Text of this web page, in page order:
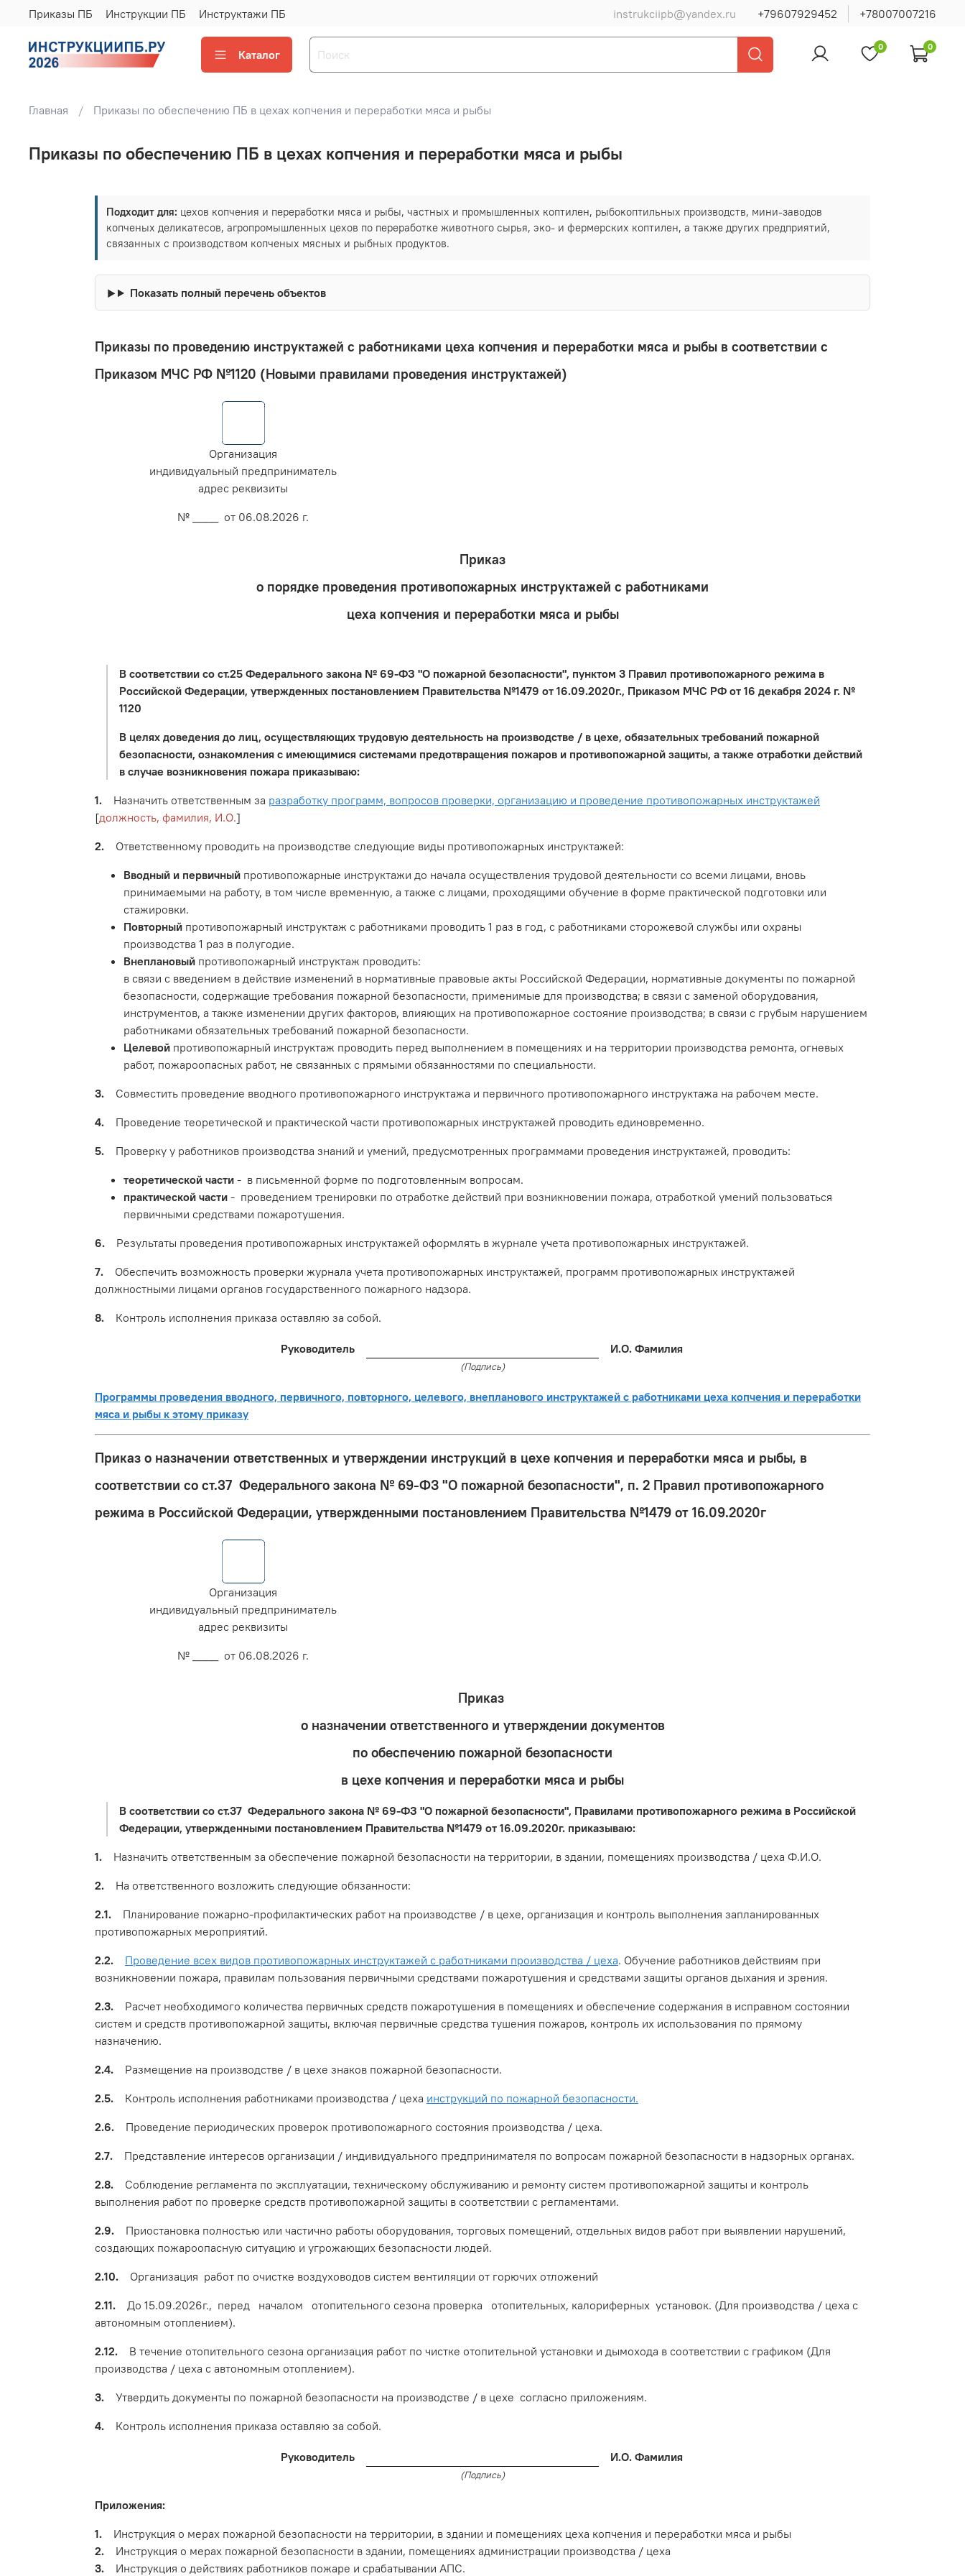
Приказы ПБ Инструкции ПБ Инструктажи ПБ instrukciipb@yandex.ru +79607929452 +78007007216
Каталог
0 0
Главная Приказы по обеспечению ПБ в цехах копчения и переработки мяса и рыбы
Приказы по обеспечению ПБ в цехах копчения и переработки мяса и рыбы
Подходит для: цехов копчения и переработки мяса и рыбы, частных и промышленных коптилен, рыбокоптильных производств, мини-заводов
копченых деликатесов, агропромышленных цехов по переработке животного сырья, эко- и фермерских коптилен, а также других предприятий,
связанных с производством копченых мясных и рыбных продуктов.
Показать полный перечень объектов
Приказы по проведению инструктажей с работниками цеха копчения и переработки мяса и рыбы в соответствии с
Приказом МЧС РФ №1120 (Новыми правилами проведения инструктажей)
Организация
индивидуальный предприниматель
адрес реквизиты
№ ____ от 06.08.2026 г.
Приказ
о порядке проведения противопожарных инструктажей с работниками
цеха копчения и переработки мяса и рыбы
В соответствии со ст.25 Федерального закона № 69-ФЗ "О пожарной безопасности", пунктом 3 Правил противопожарного режима в
Российской Федерации, утвержденных постановлением Правительства №1479 от 16.09.2020г., Приказом МЧС РФ от 16 декабря 2024 г. №
1120
В целях доведения до лиц, осуществляющих трудовую деятельность на производстве / в цехе, обязательных требований пожарной
безопасности, ознакомления с имеющимися системами предотвращения пожаров и противопожарной защиты, а также отработки действий
в случае возникновения пожара приказываю:
1. Назначить ответственным за разработку программ, вопросов проверки, организацию и проведение противопожарных инструктажей
[должность, фамилия, И.О.]
2. Ответственному проводить на производстве следующие виды противопожарных инструктажей:
Вводный и первичный противопожарные инструктажи до начала осуществления трудовой деятельности со всеми лицами, вновь
принимаемыми на работу, в том числе временную, а также с лицами, проходящими обучение в форме практической подготовки или
стажировки.
Повторный противопожарный инструктаж с работниками проводить 1 раз в год, с работниками сторожевой службы или охраны
производства 1 раз в полугодие.
Внеплановый противопожарный инструктаж проводить:
в связи с введением в действие изменений в нормативные правовые акты Российской Федерации, нормативные документы по пожарной
безопасности, содержащие требования пожарной безопасности, применимые для производства; в связи с заменой оборудования,
инструментов, а также изменении других факторов, влияющих на противопожарное состояние производства; в связи с грубым нарушением
работниками обязательных требований пожарной безопасности.
Целевой противопожарный инструктаж проводить перед выполнением в помещениях и на территории производства ремонта, огневых
работ, пожароопасных работ, не связанных с прямыми обязанностями по специальности.
3. Совместить проведение вводного противопожарного инструктажа и первичного противопожарного инструктажа на рабочем месте.
4. Проведение теоретической и практической части противопожарных инструктажей проводить единовременно.
5. Проверку у работников производства знаний и умений, предусмотренных программами проведения инструктажей, проводить:
теоретической части - в письменной форме по подготовленным вопросам.
практической части - проведением тренировки по отработке действий при возникновении пожара, отработкой умений пользоваться
первичными средствами пожаротушения.
6. Результаты проведения противопожарных инструктажей оформлять в журнале учета противопожарных инструктажей.
7. Обеспечить возможность проверки журнала учета противопожарных инструктажей, программ противопожарных инструктажей
должностными лицами органов государственного пожарного надзора.
8. Контроль исполнения приказа оставляю за собой.
Руководитель И.О. Фамилия
(Подпись)
Программы проведения вводного, первичного, повторного, целевого, внепланового инструктажей с работниками цеха копчения и переработки
мяса и рыбы к этому приказу
Приказ о назначении ответственных и утверждении инструкций в цехе копчения и переработки мяса и рыбы, в
соответствии со ст.37 Федерального закона № 69-ФЗ "О пожарной безопасности", п. 2 Правил противопожарного
режима в Российской Федерации, утвержденными постановлением Правительства №1479 от 16.09.2020г
Организация
индивидуальный предприниматель
адрес реквизиты
№ ____ от 06.08.2026 г.
Приказ
о назначении ответственного и утверждении документов
по обеспечению пожарной безопасности
в цехе копчения и переработки мяса и рыбы
В соответствии со ст.37 Федерального закона № 69-ФЗ "О пожарной безопасности", Правилами противопожарного режима в Российской
Федерации, утвержденными постановлением Правительства №1479 от 16.09.2020г. приказываю:
1. Назначить ответственным за обеспечение пожарной безопасности на территории, в здании, помещениях производства / цеха Ф.И.О.
2. На ответственного возложить следующие обязанности:
2.1. Планирование пожарно-профилактических работ на производстве / в цехе, организация и контроль выполнения запланированных
противопожарных мероприятий.
2.2.
Проведение всех видов противопожарных инструктажей с работниками производства / цеха. Обучение работников действиям при
возникновении пожара, правилам пользования первичными средствами пожаротушения и средствами защиты органов дыхания и зрения.
2.3. Расчет необходимого количества первичных средств пожаротушения в помещениях и обеспечение содержания в исправном состоянии
систем и средств противопожарной защиты, включая первичные средства тушения пожаров, контроль их использования по прямому
назначению.
2.4. Размещение на производстве / в цехе знаков пожарной безопасности.
2.5. Контроль исполнения работниками производства / цеха инструкций по пожарной безопасности.
2.6. Проведение периодических проверок противопожарного состояния производства / цеха.
2.7. Представление интересов организации / индивидуального предпринимателя по вопросам пожарной безопасности в надзорных органах.
2.8. Соблюдение регламента по эксплуатации, техническому обслуживанию и ремонту систем противопожарной защиты и контроль
выполнения работ по проверке средств противопожарной защиты в соответствии с регламентами.
2.9. Приостановка полностью или частично работы оборудования, торговых помещений, отдельных видов работ при выявлении нарушений,
создающих пожароопасную ситуацию и угрожающих безопасности людей.
2.10. Организация работ по очистке воздуховодов систем вентиляции от горючих отложений
2.11. До 15.09.2026г., перед началом отопительного сезона проверка отопительных, калориферных установок. (Для производства / цеха с
автономным отоплением).
2.12. В течение отопительного сезона организация работ по чистке отопительной установки и дымохода в соответствии с графиком (Для
производства / цеха с автономным отоплением).
3. Утвердить документы по пожарной безопасности на производстве / в цехе согласно приложениям.
4. Контроль исполнения приказа оставляю за собой.
Руководитель И.О. Фамилия
(Подпись)
Приложения:
1. Инструкция о мерах пожарной безопасности на территории, в здании и помещениях цеха копчения и переработки мяса и рыбы
2. Инструкция о мерах пожарной безопасности в здании, помещениях администрации производства / цеха
3. Инструкция о действиях работников пожаре и срабатывании АПС.